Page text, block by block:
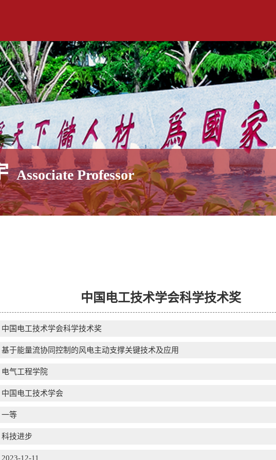
Associate Professor
中国电工技术学会科学技术奖
中国电工技术学会科学技术奖
基于能量流协同控制的风电主动支撑关键技术及应用
电气工程学院
中国电工技术学会
一等
科技进步
2023-12-11